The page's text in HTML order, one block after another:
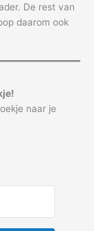
De rest van
daarom ook
naar je